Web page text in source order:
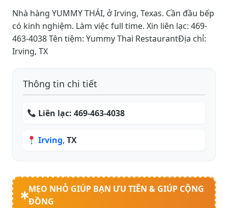
Nhà hàng YUMMY THÁI, ở Irving, Texas. Cần đầu bếp
có kinh nghiệm. Làm việc full time. Xin liên lạc: 469-
463-4038 Tên tiệm: Yummy Thai RestaurantĐịa chỉ:
Irving, TX
Thông tin chi tiết
Liên lạc:469-463-4038
Irving,TX
MẸO NHỎ GIÚP BẠN ƯU TIÊN & GIÚP CỘNG
ĐỒNG